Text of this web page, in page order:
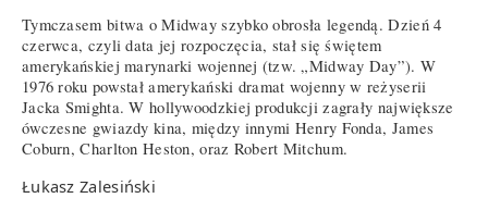
Tymczasem bitwa o Midway szybko obrosła legendą. Dzień 4
czerwca, czyli data jej rozpoczęcia, stał się świętem
amerykańskiej marynarki wojennej (tzw. „Midway Day”). W
1976 roku powstał amerykański dramat wojenny w reżyserii
Jacka Smighta. W hollywoodzkiej produkcji zagrały największe
ówczesne gwiazdy kina, między innymi Henry Fonda, James
Coburn, Charlton Heston, oraz Robert Mitchum.
Łukasz Zalesiński